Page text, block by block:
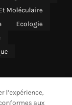
Moléculaire
Ecologie
l’expérience,
aux